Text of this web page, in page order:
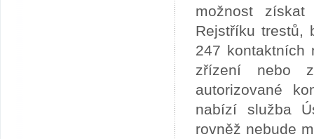
možnost
Rejstříku trestů,
247 kontaktních
zřízení nebo
autorizované
nabízí služba
rovněž nebude